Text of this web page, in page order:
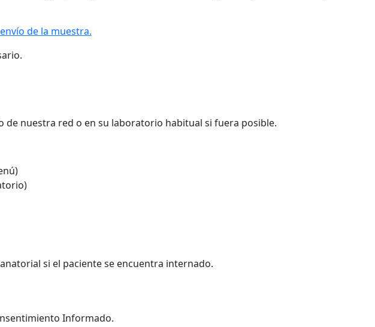
de la muestra.
nuestra red o en su laboratorio habitual si fuera posible.
si el paciente se encuentra internado.
Informado.